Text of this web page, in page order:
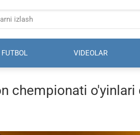
FUTBOL VIDEOLAR
chempionati